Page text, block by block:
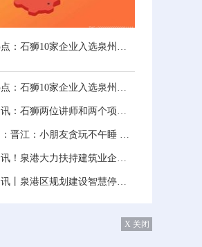
世界观热点：石狮10家企业入选泉州级农业产业化龙头企业
世界观热点：石狮10家企业入选泉州级农业产业化龙头企业
环球快资讯：石狮两位讲师和两个项目上榜省级荣誉
全球头条：晋江：小朋友贪玩不午睡 手掌卡在楼梯缝里
世界热资讯！泉港大力扶持建筑业企业发展
全球快资讯丨泉港区规划建设智慧停车泊位5208个
X 关闭